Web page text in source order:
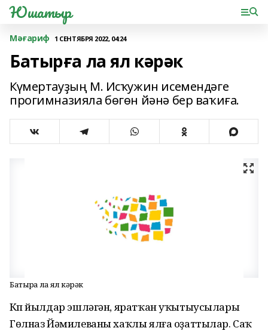
Юшатыр
Мәғариф 1 СЕНТЯБРЯ 2022, 04:24
Батырға ла ял кәрәк
Күмертауҙың М. Исҡужин исемендәге
прогимназияла бөгөн йәнә бер ваҡиға.
Батырға ла ял кәрәк
Күп йылдар эшләгән, яратҡан уҡытыусылары
Гөлназ Йәмилеваны хаҡлы ялға оҙаттылар. Саҡ